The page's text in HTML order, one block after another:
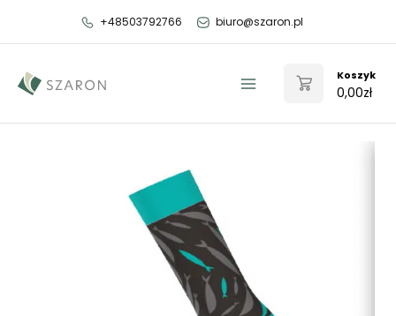
+48503792766 biuro@szaron.pl
Menu
Koszyk
0,00zł